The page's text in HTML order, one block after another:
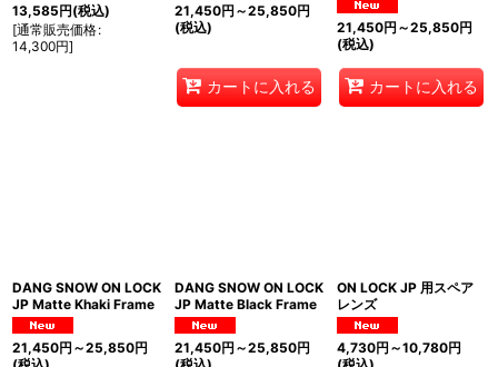
13,585円(税込)
[通常販売価格:
14,300円]
21,450円 ～25,850円
(税込)
カートに入れる
21,450円 ～25,850円
(税込)
カートに入れる
DANG SNOW ON LOCK
JP Matte Khaki Frame
21,450円 ～25,850円
DANG SNOW ON LOCK
JP Matte Black Frame
21,450円 ～25,850円
ON LOCK JP 用スペア
レンズ
4,730円 ～10,780円